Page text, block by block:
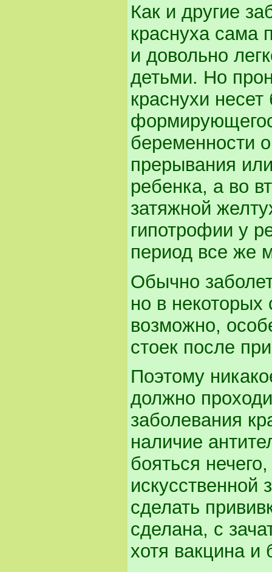
Как и другие
краснуха сама
и довольно
детьми. Но
краснухи
беременности
прерывания
ребенка, а во
затяжной
гипотрофии у
период все же
Обычно
но в некоторых
возможно,
стоек после
Поэтому
должно
заболевания
наличие
бояться
искусственной
сделать
сделана, с
хотя вакцина